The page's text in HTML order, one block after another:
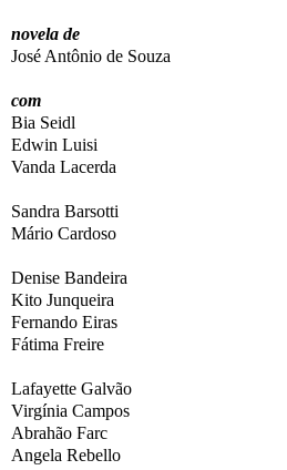
novela de
José Antônio de Souza
com
Bia Seidl
Edwin Luisi
Vanda Lacerda
Sandra Barsotti
Mário Cardoso
Denise Bandeira
Kito Junqueira
Fernando Eiras
Fátima Freire
Lafayette Galvão
Virgínia Campos
Abrahão Farc
Angela Rebello